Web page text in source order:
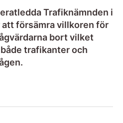
Trafiknämnden i
försämra villkoren för
bort vilket
trafikanter och